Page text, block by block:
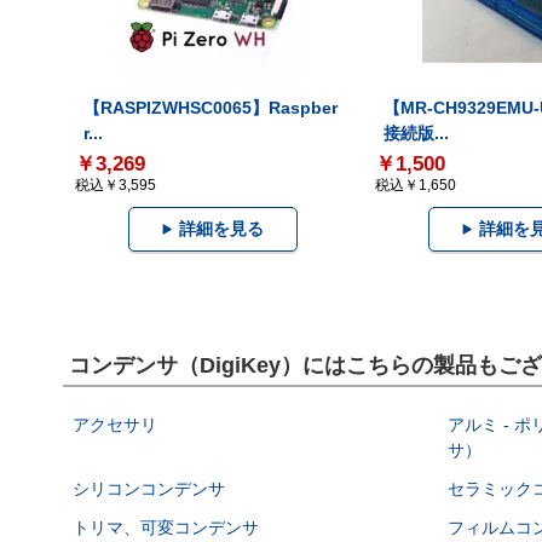
【RASPIZWHSC0065】Raspber
r...
￥3,269
税込￥3,595
詳細を見る
【MR-
接続版...
￥1,500
税込￥1,650
詳細を
コンデンサ（DigiKey）にはこちらの製品もご
アクセサリ
アルミ - ポ
サ）
シリコンコンデンサ
セラミック
トリマ、可変コンデンサ
フィルムコ